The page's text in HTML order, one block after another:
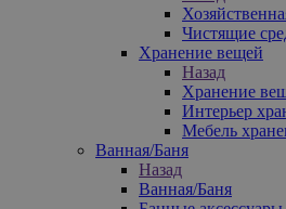
Чистящие
Хранение вещей
Назад
Хранение
Интерьер
Мебель
Ванная/Баня
Назад
Ванная/Баня